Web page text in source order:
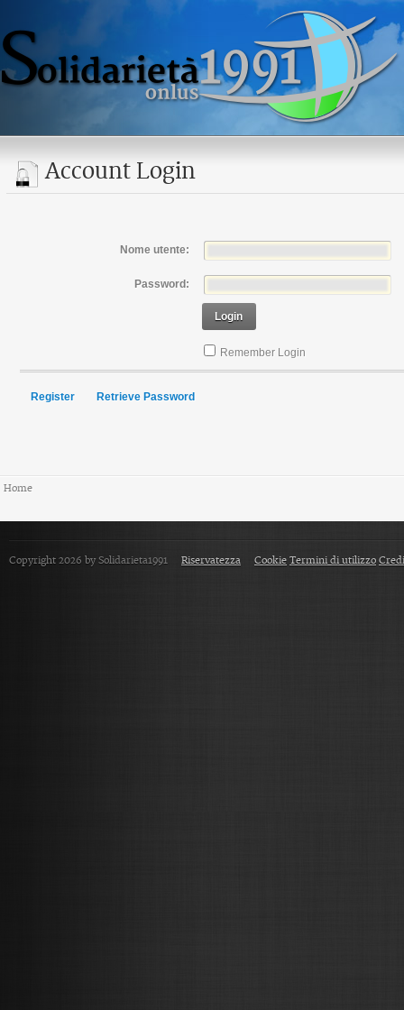
Account Login
Nome utente:
Password:
Login
Remember Login
Register Retrieve Password
Home
Copyright 2026 by Solidarieta1991 Riservatezza Cookie Termini di utilizzo